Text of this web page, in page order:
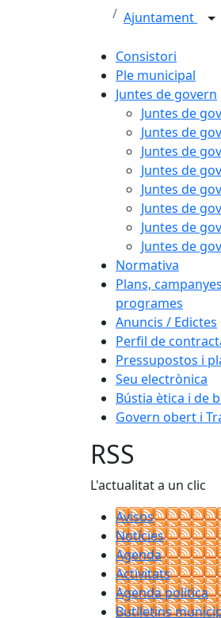
Ajuntament
Consistori
Ple municipal
Juntes de govern
Juntes de
Juntes de
Juntes de
Juntes de
Juntes de
Juntes de
Juntes de
Juntes de
Normativa
Plans,
programes
Anuncis / Edictes
Perfil de
Pressupostos i
Seu electrònica
Bústia ètica i de
Govern obert i
RSS
L'actualitat a un clic
Avisos
Notícies
Agenda
Activitats
Agenda política
Butlletins